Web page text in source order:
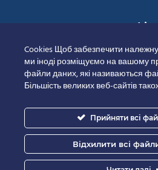
Cookies Щоб забезпечити
ми іноді розміщуємо на вашому
файли даних, які називаються
Більшість великих веб-сайтів
Прийняти всі
Відхилити всі